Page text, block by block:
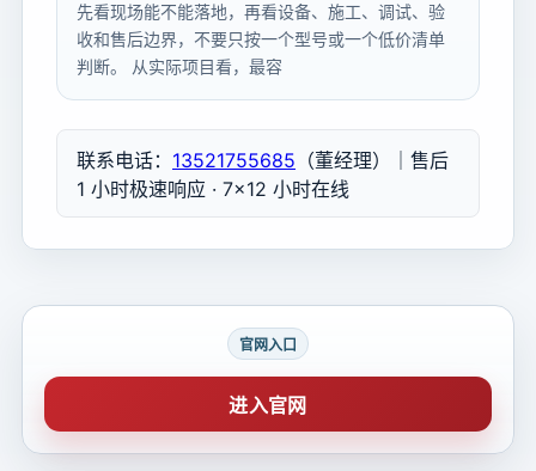
先看现场能不能落地，再看设备、施工、调试、验
收和售后边界，不要只按一个型号或一个低价清单
判断。 从实际项目看，最容
联系电话： 13521755685 （董经理）｜售后
1 小时极速响应 · 7×12 小时在线
官网入口
进入官网